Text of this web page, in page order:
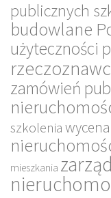
publicznych
budowlane
użyteczności
zamówień
szkolenia
mieszkania